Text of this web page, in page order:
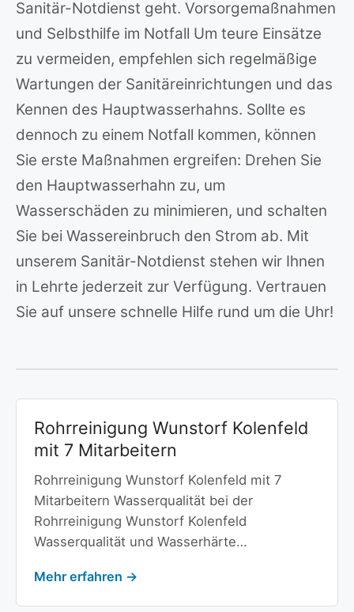
Sanitär-Notdienst geht. Vorsorgemaßnahmen
und Selbsthilfe im Notfall Um teure Einsätze
zu vermeiden, empfehlen sich regelmäßige
Wartungen der Sanitäreinrichtungen und das
Kennen des Hauptwasserhahns. Sollte es
dennoch zu einem Notfall kommen, können
Sie erste Maßnahmen ergreifen: Drehen Sie
den Hauptwasserhahn zu, um
Wasserschäden zu minimieren, und schalten
Sie bei Wassereinbruch den Strom ab. Mit
unserem Sanitär-Notdienst stehen wir Ihnen
in Lehrte jederzeit zur Verfügung. Vertrauen
Sie auf unsere schnelle Hilfe rund um die Uhr!
Rohrreinigung Wunstorf Kolenfeld
mit 7 Mitarbeitern
Rohrreinigung Wunstorf Kolenfeld mit 7
Mitarbeitern Wasserqualität bei der
Rohrreinigung Wunstorf Kolenfeld
Wasserqualität und Wasserhärte…
Mehr erfahren →